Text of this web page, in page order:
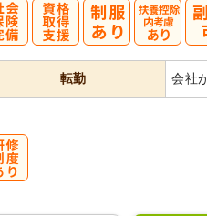
転勤 会社